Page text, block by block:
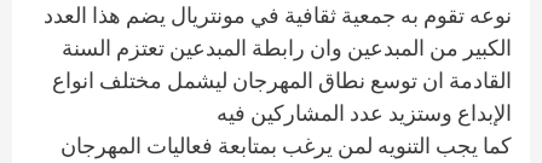
نوعه تقوم به جمعية ثقافية في مونتريال يضم هذا العدد
الكبير من المبدعين وان رابطة المبدعين تعتزم السنة
القادمة ان توسع نطاق المهرجان ليشمل مختلف انواع
الإبداع وستزيد عدد المشاركين فيه
كما يجب التنويه لمن يرغب بمتابعة فعاليات المهرجان